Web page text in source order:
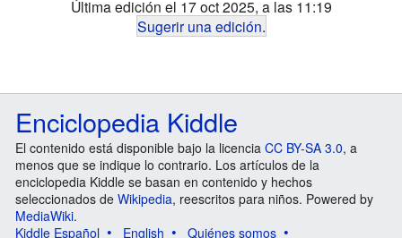
Última edición el 17 oct 2025, a las 11:19
Sugerir una edición.
Enciclopedia Kiddle
El contenido está disponible bajo la licencia CC BY-SA 3.0, a
menos que se indique lo contrario. Los artículos de la
enciclopedia Kiddle se basan en contenido y hechos
seleccionados de Wikipedia, reescritos para niños. Powered by
MediaWiki.
Kiddle Español
English Quiénes somos